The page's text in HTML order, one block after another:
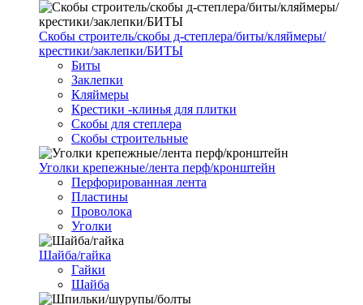
Скобы строитель/скобы д-степлера/биты/кляймеры/
крестики/заклепки/БИТЫ
Биты
Заклепки
Кляймеры
Крестики -клинья для плитки
Скобы для степлера
Скобы строительные
Уголки крепежные/лента перф/кронштейн
Перфорированная лента
Пластины
Проволока
Уголки
Шайба/гайка
Гайки
Шайба